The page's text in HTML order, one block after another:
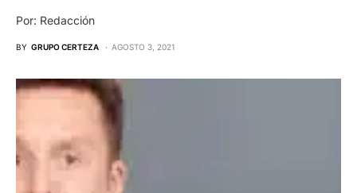
Por: Redacción
BY GRUPO CERTEZA AGOSTO 3, 2021